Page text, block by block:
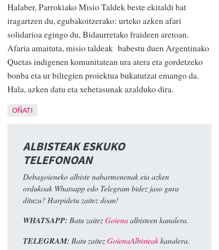
Halaber, Parrokiako Misio Taldek beste ekitaldi bat
iragartzen du, egubakoitzerako: urteko azken afari
solidarioa egingo du, Bidaurretako fraideen aretoan.
Afaria amaituta, misio taldeak babestu duen Argentinako
Quetas indigenen komunitatean ura atera eta gordetzeko
bonba eta ur biltegien proiektua bukatutzat emango da.
Hala, azken datu eta xehetasunak azalduko dira.
OÑATI
ALBISTEAK ESKUKO
TELEFONOAN
Debagoieneko albiste nabarmenenak eta azken
ordukoak Whatsapp edo Telegram bidez jaso gura
dituzu? Harpidetu zaitez doan!
WHATSAPP: Batu zaitezGoienaalbisteen kanalera.
TELEGRAM: Batu zaitezGoienaAlbisteakkanalera.